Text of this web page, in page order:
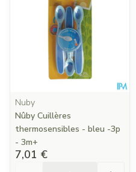
Nuby
Nûby Cuillères
thermosensibles - bleu -3p
- 3m+
7,01 €